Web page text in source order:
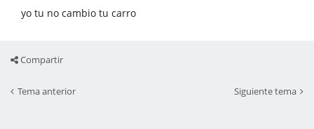
yo tu no cambio tu carro
Compartir
Tema anterior Siguiente tema